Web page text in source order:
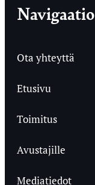
Navigaatio
Ota yhteyttä
Etusivu
Toimitus
Avustajille
Mediatiedot